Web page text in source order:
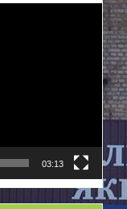
03:13